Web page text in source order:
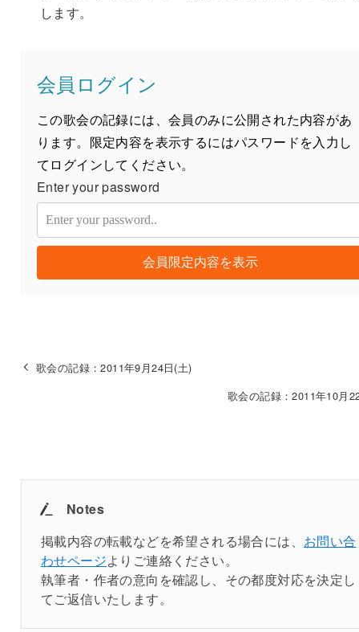
します。
会員ログイン
この歌会の記録には、会員のみに公開された内容があ
ります。限定内容を表示するにはパスワードを入力し
てログインしてください。
Enter your password
会員限定内容を表示
歌会の記録：2011年9月24日(土)
歌会の記録：2011年10月
Notes
掲載内容の転載などを希望される場合には、 お問い合
わせページよりご連絡ください。
執筆者・作者の意向を確認し、その都度対応を決定し
てご返信いたします。